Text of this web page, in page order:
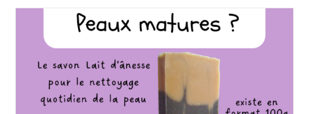
Naturel
Qui
Démêle,
Nourrit…